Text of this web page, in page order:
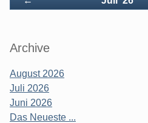
Archive
August 2026
Juli 2026
Juni 2026
Das Neueste ...